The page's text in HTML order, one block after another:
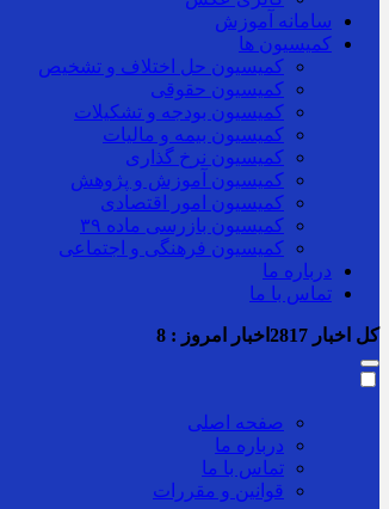
سامانه آموزش
کمیسیون ها
کمیسیون حل اختلاف و تشخیص
کمیسیون حقوقی
کمیسیون بودجه و تشکیلات
کمیسیون بیمه و مالیات
کمیسیون نرخ گذاری
کمیسیون آموزش و پژوهش
کمیسیون امور اقتصادی
کمیسیون بازرسی ماده ۳۹
کمیسیون فرهنگی و اجتماعی
درباره ما
تماس با ما
کل اخبار اخبار امروز : 8
صفحه اصلی
درباره ما
تماس با ما
قوانین و مقررات